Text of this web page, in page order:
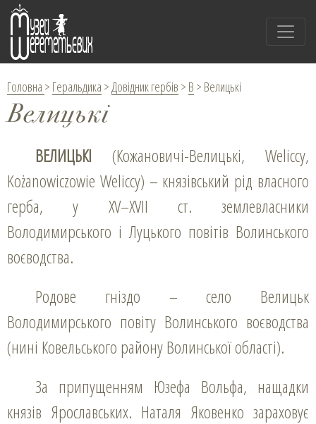
Головна > Геральдика >Довідник гербів > В > Велицькі
Велицькі
ВЕЛИЦЬКІ (Кожановичі-Велицькі, Weliccy,
Kożanowiczowie Weliccy) – князівський рід власного
герба, у XV–XVІI ст. землевласники
Володимирського і Луцького повітів Волинського
воєводства.
Родове гніздо – село Велицьк
Володимирського повіту Волинського воєводства
(нині Ковельського району Волинської області).
За припущенням Юзефа Вольфа, нащадки
князів Ярославських. Наталя Яковенко зараховує